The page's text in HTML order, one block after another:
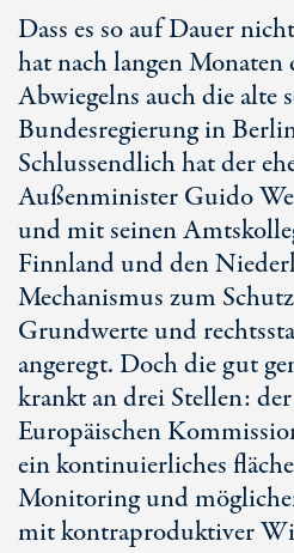
Dass es so auf Dauer
hat nach langen Monaten
Abwiegelns auch die alte
Bundesregierung in
Schlussendlich hat der
Außenminister Guido
und mit seinen
Finnland und den
Mechanismus zum
Grundwerte und
angeregt. Doch die gut
krankt an drei Stellen:
Europäischen
ein kontinuierliches
Monitoring und
mit kontraproduktiver